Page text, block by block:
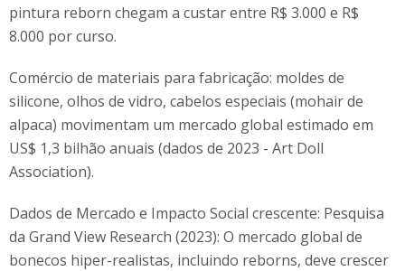
pintura reborn chegam a custar entre R$ 3.000 e R$
8.000 por curso.
Comércio de materiais para fabricação: moldes de
silicone, olhos de vidro, cabelos especiais (mohair de
alpaca) movimentam um mercado global estimado em
US$ 1,3 bilhão anuais (dados de 2023 - Art Doll
Association).
Dados de Mercado e Impacto Social crescente: Pesquisa
da Grand View Research (2023): O mercado global de
bonecos hiper-realistas, incluindo reborns, deve crescer